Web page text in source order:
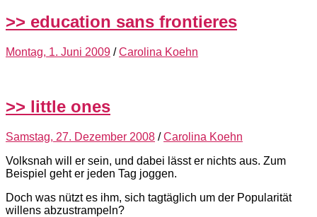
>> education sans frontieres
Montag, 1. Juni 2009 /Carolina Koehn
>> little ones
Samstag, 27. Dezember 2008 /Carolina Koehn
Volksnah will er sein, und dabei lässt er nichts aus. Zum
Beispiel geht er jeden Tag joggen.
Doch was nützt es ihm, sich tagtäglich um der Popularität
willens abzustrampeln?